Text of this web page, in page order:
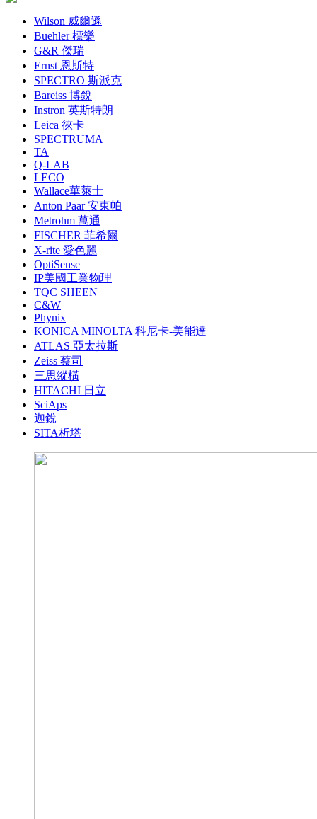
Wilson 威爾遜
Buehler 標樂
G&R 傑瑞
Ernst 恩斯特
SPECTRO 斯派克
Bareiss 博銳
Instron 英斯特朗
Leica 徠卡
SPECTRUMA
TA
Q-LAB
LECO
Wallace華萊士
Anton Paar 安東帕
Metrohm 萬通
FISCHER 菲希爾
X-rite 愛色麗
OptiSense
IP美國工業物理
TQC SHEEN
C&W
Phynix
KONICA MINOLTA 科尼卡-美能達
ATLAS 亞太拉斯
Zeiss 蔡司
三思縱橫
HITACHI 日立
SciAps
迦銳
SITA析塔